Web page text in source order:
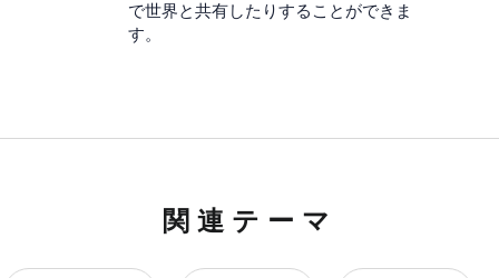
で世界と共有したりすることができま
す。
関連テーマ